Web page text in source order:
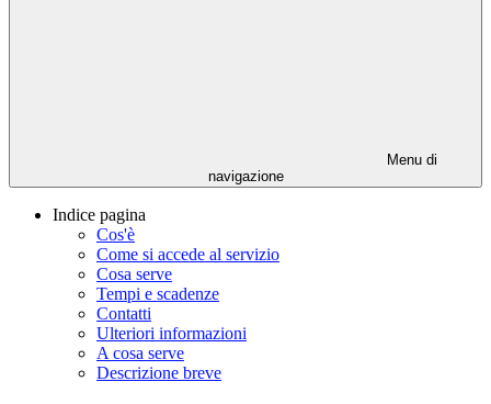
Menu di
navigazione
Indice pagina
Cos'è
Come si accede al servizio
Cosa serve
Tempi e scadenze
Contatti
Ulteriori informazioni
A cosa serve
Descrizione breve